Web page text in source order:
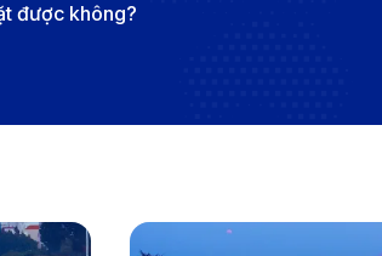
được không?